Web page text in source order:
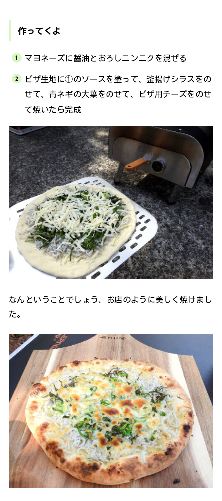
作ってくよ
マヨネーズに醤油とおろしニンニクを混ぜる
ピザ生地に①のソースを塗って、釜揚げシラスをの
せて、青ネギの大葉をのせて、ピザ用チーズをのせ
て焼いたら完成
なんということでしょう、お店のように美しく焼けまし
た。